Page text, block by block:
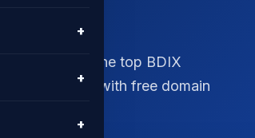
+
+
+
IT CENTER, the top BDIX
solutions with free domain